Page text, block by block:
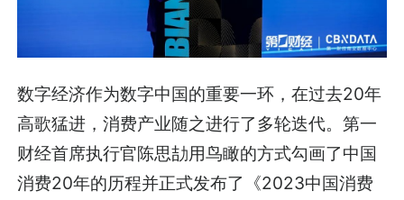
数字经济作为数字中国的重要一环，在过去20年
高歌猛进，消费产业随之进行了多轮迭代。第一
财经首席执行官陈思劼用鸟瞰的方式勾画了中国
消费20年的历程并正式发布了《2023中国消费